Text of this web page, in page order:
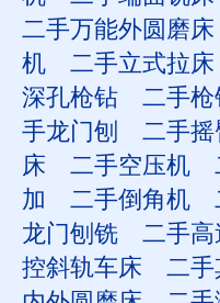
二手万能外圆磨床
机
二手立式拉床
深孔枪钻
二手枪
手龙门刨
二手
床
二手空压机
加
二手倒角机
龙门刨铣
二手
控斜轨车床
二手